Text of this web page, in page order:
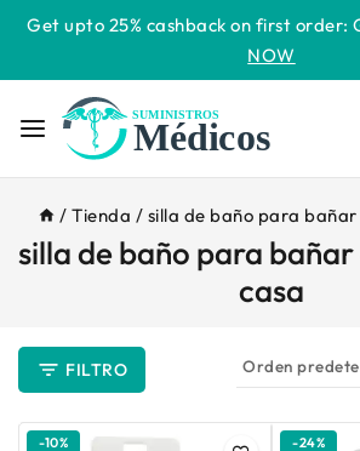
Get upto 25% cashback on first order:
NOW
/ Tienda / silla de baño para bañar
silla de baño para
casa
FILTRO
-10% -24%